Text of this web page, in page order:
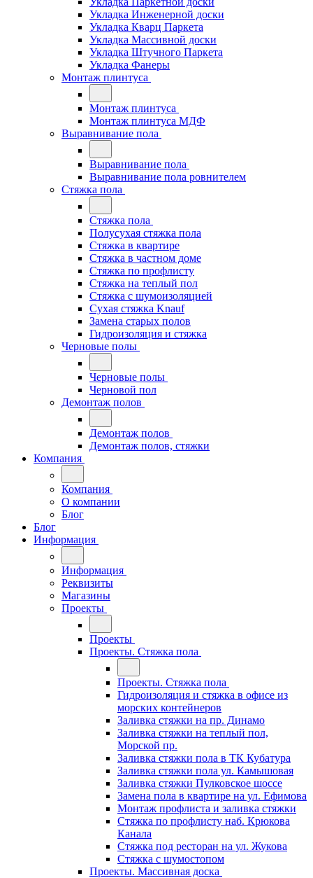
Укладка Инженерной доски
Укладка Кварц Паркета
Укладка Массивной доски
Укладка Штучного Паркета
Укладка Фанеры
Монтаж плинтуса
Монтаж плинтуса
Монтаж плинтуса МДФ
Выравнивание пола
Выравнивание пола
Выравнивание пола ровнителем
Стяжка пола
Стяжка пола
Полусухая стяжка пола
Стяжка в квартире
Стяжка в частном доме
Стяжка по профлисту
Стяжка на теплый пол
Стяжка с шумоизоляцией
Сухая стяжка Knauf
Замена старых полов
Гидроизоляция и стяжка
Черновые полы
Черновые полы
Черновой пол
Демонтаж полов
Демонтаж полов
Демонтаж полов, стяжки
Компания
Компания
О компании
Блог
Блог
Информация
Информация
Реквизиты
Магазины
Проекты
Проекты
Проекты. Стяжка пола
Проекты. Стяжка пола
Гидроизоляция и стяжка в офисе из
морских контейнеров
Заливка стяжки на пр. Динамо
Заливка стяжки на теплый пол,
Морской пр.
Заливка стяжки пола в ТК Кубатура
Заливка стяжки пола ул. Камышовая
Заливка стяжки Пулковское шоссе
Замена пола в квартире на ул. Ефимова
Монтаж профлиста и заливка стяжки
Стяжка по профлисту наб. Крюкова
Канала
Стяжка под ресторан на ул. Жукова
Стяжка с шумостопом
Проекты. Массивная доска